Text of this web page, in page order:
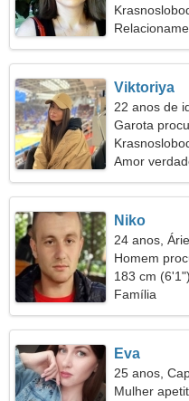
conjunta
Viktoriya
22 anos de
Garota
Amor
Niko
24 anos,
Homem
183 cm
Família
Eva
25 anos,
Mulher